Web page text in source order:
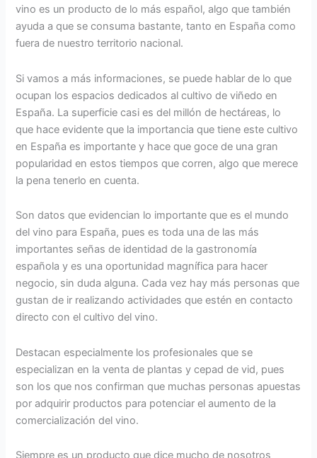
vino es un producto de lo más español, algo que también
ayuda a que se consuma bastante, tanto en España como
fuera de nuestro territorio nacional.
Si vamos a más informaciones, se puede hablar de lo que
ocupan los espacios dedicados al cultivo de viñedo en
España. La superficie casi es del millón de hectáreas, lo
que hace evidente que la importancia que tiene este cultivo
en España es importante y hace que goce de una gran
popularidad en estos tiempos que corren, algo que merece
la pena tenerlo en cuenta.
Son datos que evidencian lo importante que es el mundo
del vino para España, pues es toda una de las más
importantes señas de identidad de la gastronomía
española y es una oportunidad magnífica para hacer
negocio, sin duda alguna. Cada vez hay más personas que
gustan de ir realizando actividades que estén en contacto
directo con el cultivo del vino.
Destacan especialmente los profesionales que se
especializan en la venta de plantas y cepad de vid, pues
son los que nos confirman que muchas personas apuestas
por adquirir productos para potenciar el aumento de la
comercialización del vino.